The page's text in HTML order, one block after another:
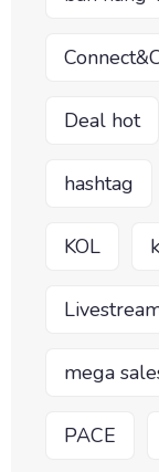
Deal hot
hashtag
KOL
mega
PACE